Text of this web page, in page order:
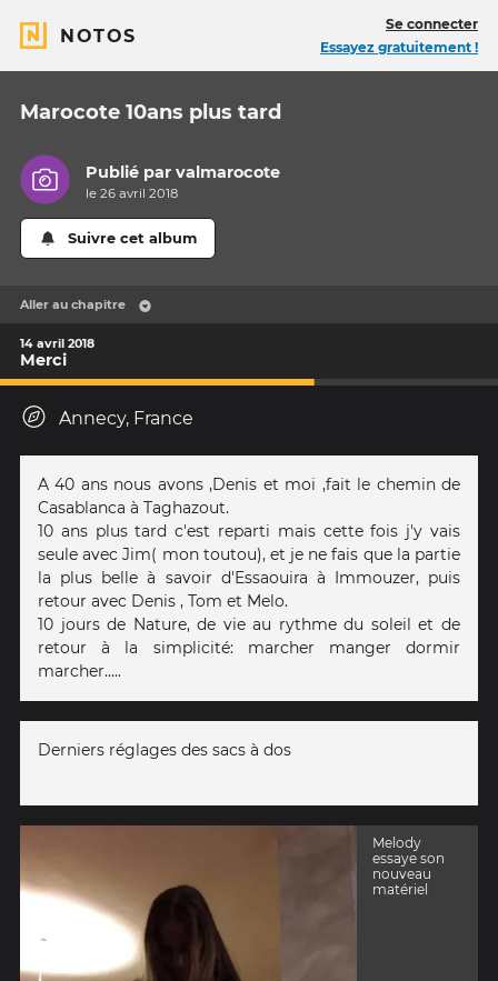
NOTOS
Se connecter
Essayez gratuitement !
Marocote 10ans plus tard
Publié parvalmarocote
le 26 avril 2018
Suivre cet album
Aller au chapitre
14 avril 2018
Merci
Annecy, France
A 40 ans nous avons ,Denis et moi ,fait le chemin de
Casablanca à Taghazout.
10 ans plus tard c'est reparti mais cette fois j'y vais
seule avec Jim( mon toutou), et je ne fais que la partie
la plus belle à savoir d'Essaouira à Immouzer, puis
retour avec Denis , Tom et Melo.
10 jours de Nature, de vie au rythme du soleil et de
retour à la simplicité: marcher manger dormir
marcher.....
Derniers réglages des sacs à dos
Melody
essaye son
nouveau
matériel